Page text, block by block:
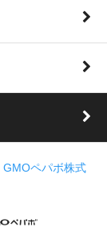
GMOペパボ株式